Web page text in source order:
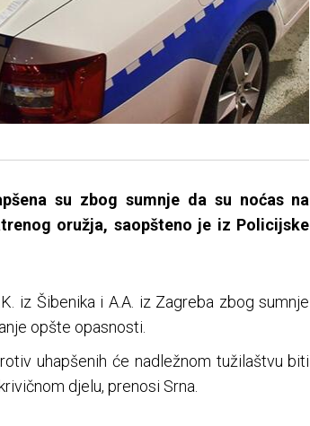
su zbog sumnje da su noćas na
oružja, saopšteno je iz Policijske
iz Šibenika i A.A. iz Zagreba zbog sumnje
opšte opasnosti.
uhapšenih će nadležnom tužilaštvu biti
djelu, prenosi Srna.